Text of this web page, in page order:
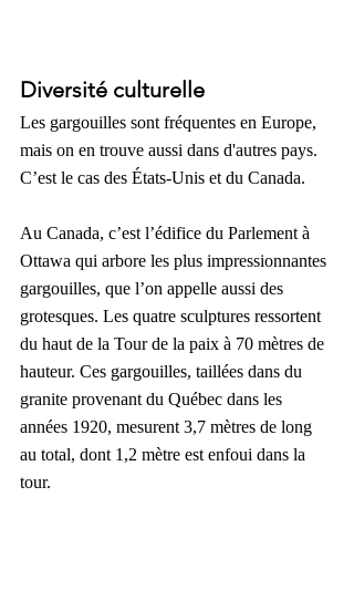
Diversité culturelle
Les gargouilles sont fréquentes en Europe,
mais on en trouve aussi dans d'autres pays.
C’est le cas des États-Unis et du Canada.
Au Canada, c’est l’édifice du Parlement à
Ottawa qui arbore les plus impressionnantes
gargouilles, que l’on appelle aussi des
grotesques. Les quatre sculptures ressortent
du haut de la Tour de la paix à 70 mètres de
hauteur. Ces gargouilles, taillées dans du
granite provenant du Québec dans les
années 1920, mesurent 3,7 mètres de long
au total, dont 1,2 mètre est enfoui dans la
tour.